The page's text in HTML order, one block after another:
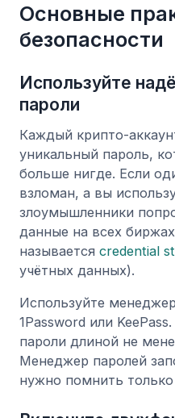
Основные
безопасности
Используйте
пароли
Каждый крипто-
уникальный пароль,
больше нигде. Если
взломан, а вы
злоумышленники
данные на всех
называется credential
учётных данных).
Используйте
1Password или
пароли длиной не
Менеджер паролей
нужно помнить